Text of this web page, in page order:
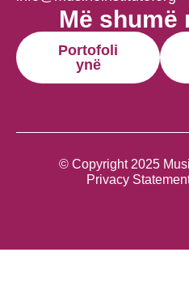
Më shumë
Portofoli
ynë
© Copyright 2025
Privacy